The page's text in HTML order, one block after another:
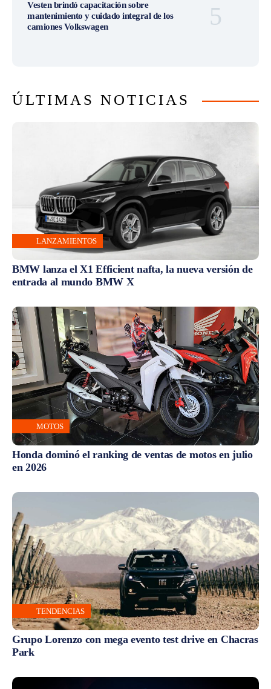
Vesten brindó capacitación sobre
mantenimiento y cuidado integral de los
camiones Volkswagen
ÚLTIMAS NOTICIAS
LANZAMIENTOS
BMW lanza el X1 Efficient nafta, la nueva versión de
entrada al mundo BMW X
MOTOS
Honda dominó el ranking de ventas de motos en julio
en 2026
TENDENCIAS
Grupo Lorenzo con mega evento test drive en Chacras
Park